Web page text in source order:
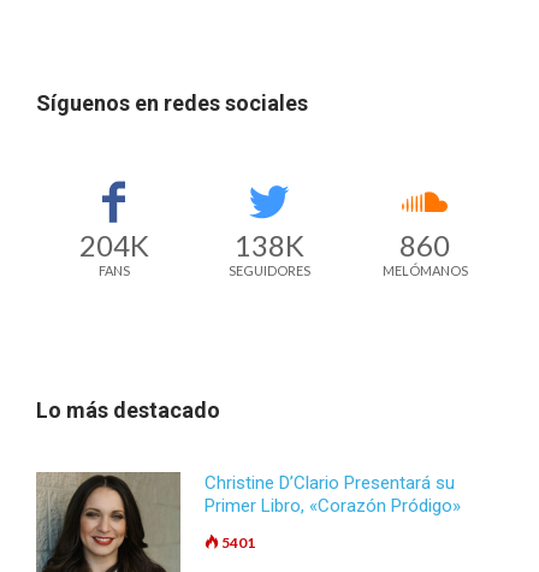
Síguenos en redes sociales
204K
FANS
138K
SEGUIDORES
860
MELÓMANOS
Lo más destacado
Christine D’Clario Presentará su
Primer Libro, «Corazón Pródigo»
5401